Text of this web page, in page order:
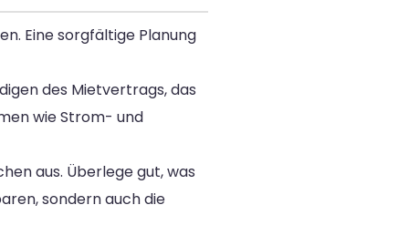
Eine sorgfältige Planung
des Mietvertrags, das
wie Strom- und
aus. Überlege gut, was
sondern auch die